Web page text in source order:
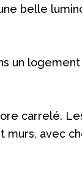
belle
un logement
carrelé.
avec